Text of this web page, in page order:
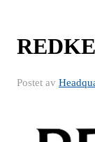
Postet av